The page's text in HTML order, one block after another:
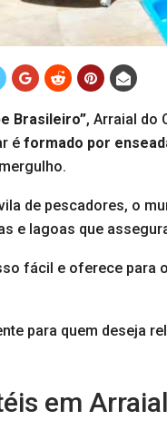
Brasileiro”, Arraial do
é formado por
de pescadores, o
e lagoas que
fácil e oferece para
para quem deseja
em